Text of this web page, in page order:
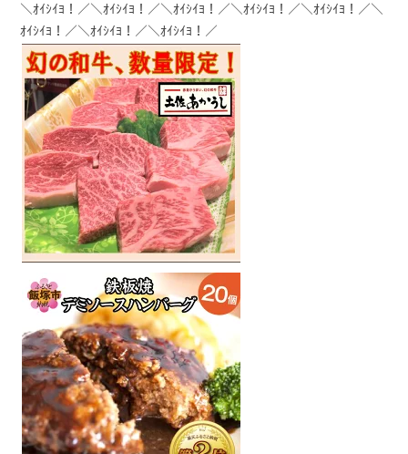
＼ｵｲｼｲﾖ！／＼ｵｲｼｲﾖ！／＼ｵｲｼｲﾖ！／＼ｵｲｼｲﾖ！／＼ｵｲｼｲﾖ！／＼
ｵｲｼｲﾖ！／＼ｵｲｼｲﾖ！／＼ｵｲｼｲﾖ！／